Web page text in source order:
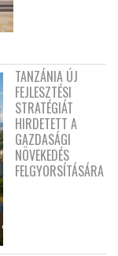
TANZÁNIA ÚJ
FEJLESZTÉSI
STRATÉGIÁT
HIRDETETT A
GAZDASÁGI
NÖVEKEDÉS
FELGYORSÍTÁSÁRA